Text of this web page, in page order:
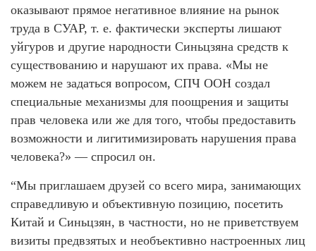
оказывают прямое негативное влияние на рынок
труда в СУАР, т. е. фактически эксперты лишают
уйгуров и другие народности Синьцзяна средств к
существованию и нарушают их права. «Мы не
можем не задаться вопросом, СПЧ ООН создал
специальные механизмы для поощрения и защиты
прав человека или же для того, чтобы предоставить
возможности и лигитимизировать нарушения права
человека?» — спросил он.
“Мы приглашаем друзей со всего мира, занимающих
справедливую и объективную позицию, посетить
Китай и Синьцзян, в частности, но не приветствуем
визиты предвзятых и необъективно настроенных лиц